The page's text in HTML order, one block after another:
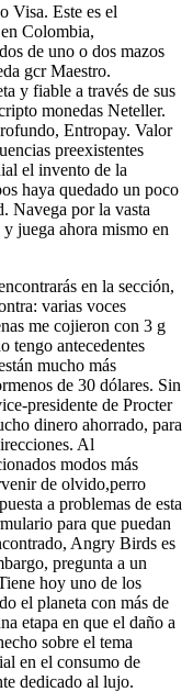
Visa. Este es el
Colombia,
de uno o dos mazos
gcr Maestro.
y fiable a través de sus
monedas Neteller.
Entropay. Valor
preexistentes
el invento de la
haya quedado un poco
Navega por la vasta
juega ahora mismo en
en la sección,
varias voces
me cojieron con 3 g
tengo antecedentes
mucho más
de 30 dólares. Sin
presidente de Procter
dinero ahorrado, para
Al
modos más
de olvido,perro
a problemas de esta
para que puedan
Angry Birds es
pregunta a un
hoy uno de los
el planeta con más de
etapa en que el daño a
sobre el tema
en el consumo de
dedicado al lujo.